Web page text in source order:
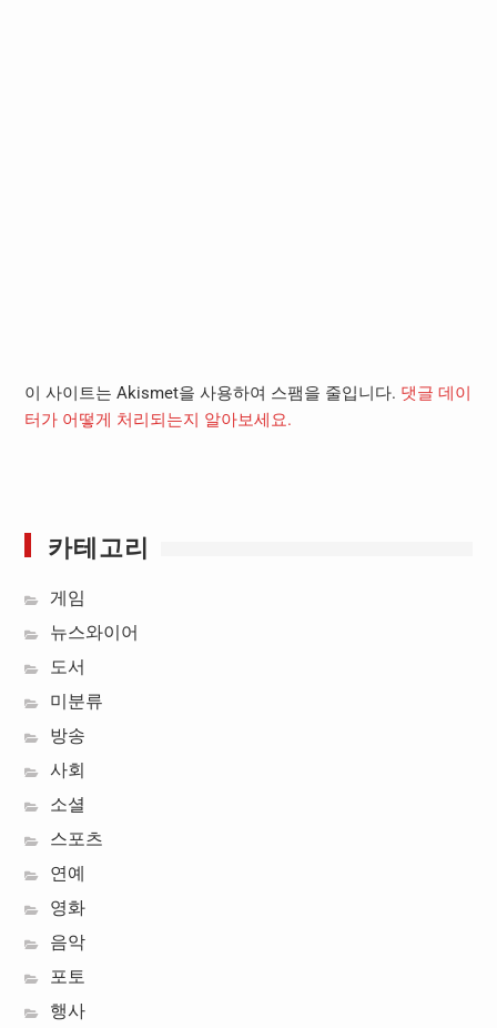
이 사이트는 Akismet을 사용하여 스팸을 줄입니다. 댓글 데이
터가 어떻게 처리되는지 알아보세요.
카테고리
게임
뉴스와이어
도서
미분류
방송
사회
소셜
스포츠
연예
영화
음악
포토
행사